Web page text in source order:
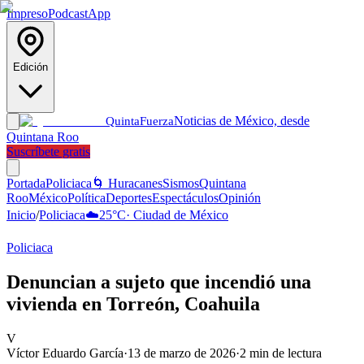
ImpresoPodcastApp
Edición
QuintaFuerzaNoticias de México, desde
Quintana Roo
Suscríbete gratis
PortadaPoliciaca 🌀 HuracanesSismosQuintana
RooMéxicoPolíticaDeportesEspectáculosOpinión
Inicio/Policiaca☁️25°C· Ciudad de México
Policiaca
Denuncian a sujeto que incendió una
vivienda en Torreón, Coahuila
V
Víctor Eduardo García·13 de marzo de 2026·2 min de lectura